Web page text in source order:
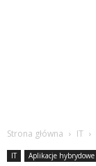
Strona główna IT
IT Aplikacje hybrydowe